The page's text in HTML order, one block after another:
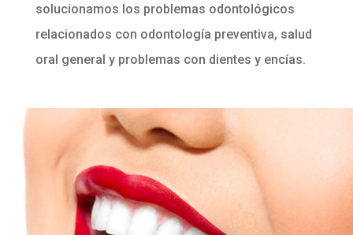
solucionamos los problemas odontológicos
relacionados con odontología preventiva, salud
oral general y problemas con dientes y encías.